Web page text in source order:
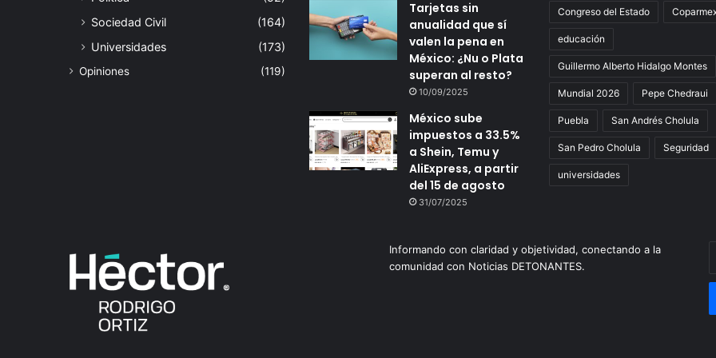
Sociedad Civil
(164)
Universidades
(173)
Opiniones (119)
Tarjetas sin
anualidad que sí
valen la pena en
México: ¿Nu o Plata
superan al resto?
10/09/2025
México sube
impuestos a 33.5%
a Shein, Temu y
AliExpress, a partir
del 15 de agosto
31/07/2025
Congreso del Estado
educación
Guillermo Alberto Hidalgo Montes
Mundial 2026 Pepe Chedraui
Puebla San Andrés Cholula
San Pedro Cholula Seguridad
universidades
Informando con claridad y objetividad, conectando a la
comunidad con Noticias DETONANTES.